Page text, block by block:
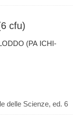
cfu)
(PA ICHI-
delle Scienze, ed. 6